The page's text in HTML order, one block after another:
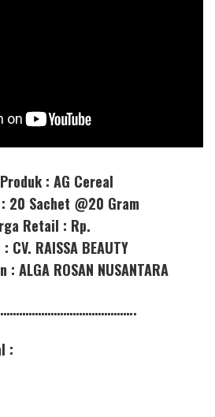
: AG Cereal
20 Sachet @20 Gram
Retail : Rp.
CV. RAISSA BEAUTY
ALGA ROSAN NUSANTARA
: